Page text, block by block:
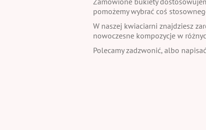
pomożemy wybrać coś
W naszej kwiaciarni znajdziesz
nowoczesne kompozycje w
Polecamy zadzwonić, albo